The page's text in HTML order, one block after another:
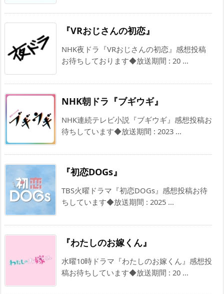
『VRおじさんの初恋』
NHK夜ドラ『VRおじさんの初恋』感想投稿
お待ちしております◆放送期間 : 20 ...
NHK朝ドラ『ブギウギ』
NHK連続テレビ小説『ブギウギ』感想投稿お
待ちしています◆放送期間 : 2023 ...
『初恋DOGs』
TBS火曜ドラマ『初恋DOGs』感想投稿お待
ちしています◆放送期間 : 2025 ...
『わたしのお嫁くん』
水曜10時ドラマ『わたしのお嫁くん』感想投
稿お待ちしています◆放送期間 : 20 ...